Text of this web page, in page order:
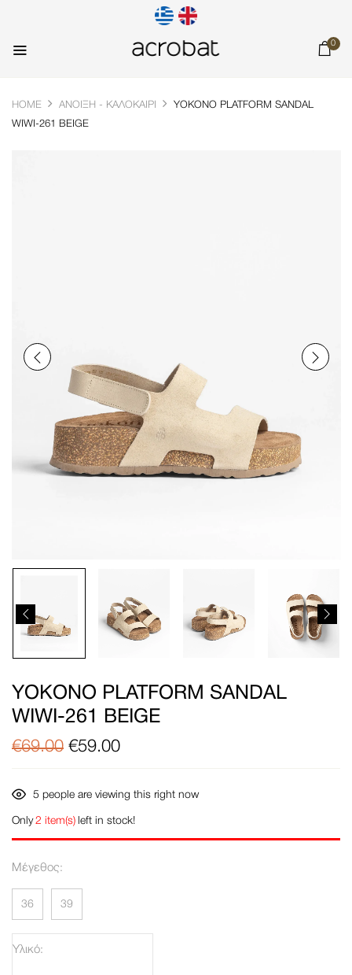
0
HOME ΆΝΟΙΞΗ - ΚΑΛΟΚΑΊΡΙ YOKONO PLATFORM SANDAL
WIWI-261 BEIGE
YOKONO PLATFORM SANDAL
WIWI-261 BEIGE
€69.00 €59.00
5 people are viewing this right now
Only 2 item(s) left in stock!
Μέγεθος
36 39
Υλικό